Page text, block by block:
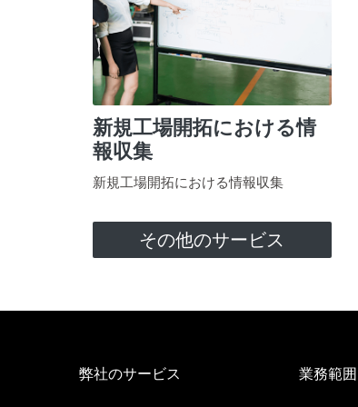
新規工場開拓における情
報収集
新規工場開拓における情報収集
その他のサービス
弊社のサービス 業務範囲